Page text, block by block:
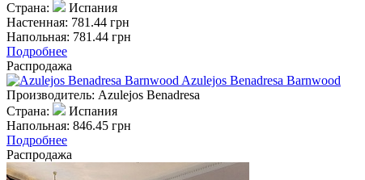
Страна:
Испания
Настенная: 781.44 грн
Напольная: 781.44 грн
Подробнее
Распродажа
Azulejos Benadresa Barnwood
Производитель: Azulejos Benadresa
Страна:
Испания
Напольная: 846.45 грн
Подробнее
Распродажа